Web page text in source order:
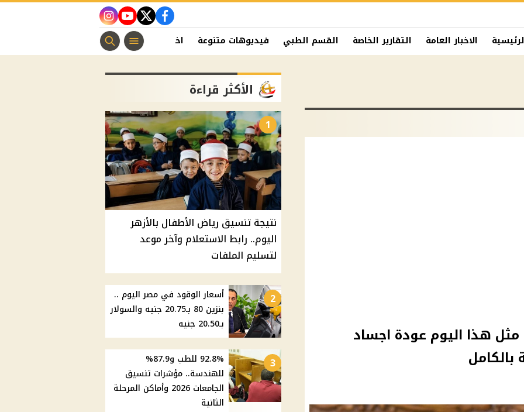
facebook
twitter
youtube
instagram
الاخبار العامة التقارير الخاصة القسم الطبي فيديوهات متنوعة اخبار الفن منوعات مسيحية
هذا اليوم عودة اجساد
بالكامل
الأكثر قراءة
1
نتيجة تنسيق رياض الأطفال بالأزهر
اليوم.. رابط الاستعلام وآخر موعد
لتسليم الملفات
2
أسعار الوقود في مصر اليوم ..
بنزين 80 بـ20.75 جنيه والسولار
بـ20.50 جنيه
3
92.8% للطب و87.9%
للهندسة.. مؤشرات تنسيق
الجامعات 2026 وأماكن المرحلة
الثانية